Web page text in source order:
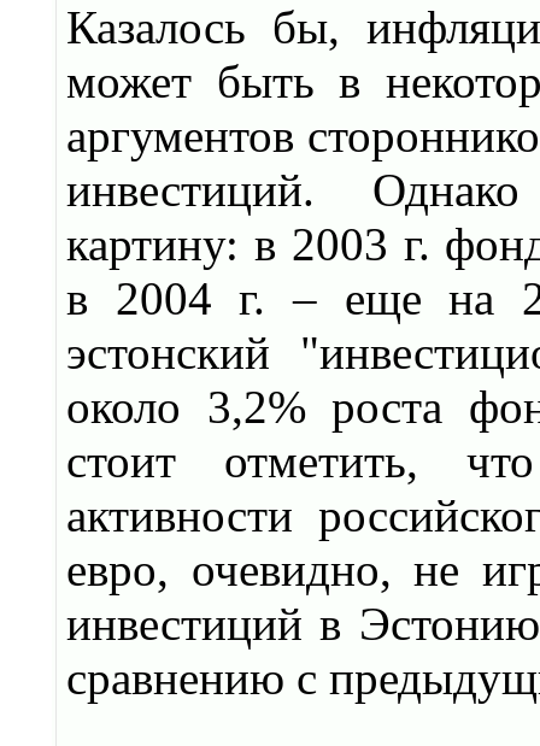
Казалось бы,
может быть в
аргументов
инвестиций.
картину: в 2003 г.
в 2004 г. – еще на
эстонский
около 3,2% роста
стоит отметить,
активности
евро, очевидно, не
инвестиций в
сравнению с